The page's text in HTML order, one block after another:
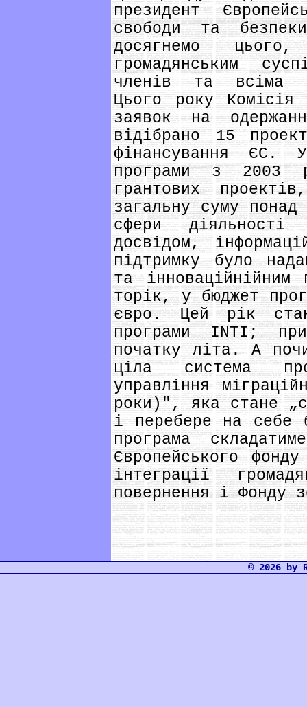
президент
свободи та
досягнемо
громадянським
членів та всіма
Цього року Комісія
заявок на
відібрано 15
фінансування ЄС.
програми з 2003
грантових
загальну суму
сфери
досвідом,
підтримку було
та
торік, у бюджет
євро. Цей рік
програми INTI;
початку літа. А
ціла система
управління
роки)", яка стане
і перебере на себе
програма
Європейського
інтеграції
повернення і Фонду
© 2026 by